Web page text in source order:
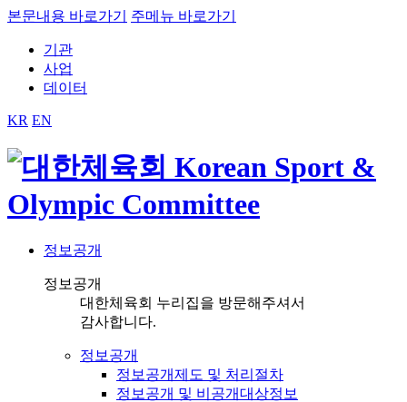
본문내용 바로가기 주메뉴 바로가기
기관
사업
데이터
KR EN
정보공개
정보공개
대한체육회 누리집을 방문해주셔서
감사합니다.
정보공개
정보공개제도 및 처리절차
정보공개 및 비공개대상정보